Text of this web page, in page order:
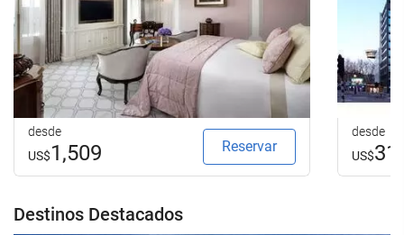
desde
US$1,509 Reservar
desde
US$
Destinos Destacados